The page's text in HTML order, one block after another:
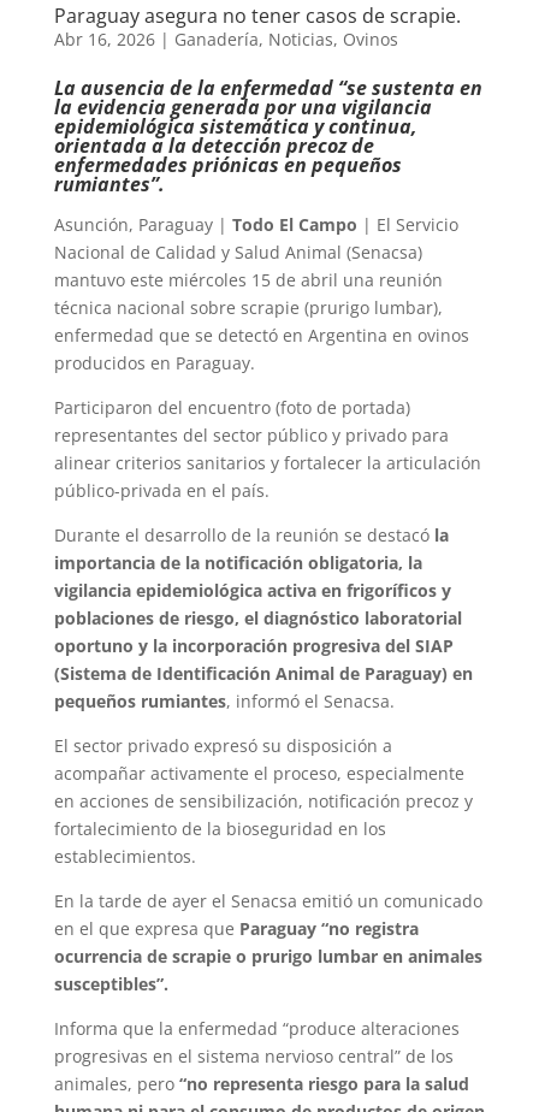
Paraguay asegura no tener casos de scrapie.
Abr 16, 2026| Ganadería, Noticias, Ovinos
La ausencia de la enfermedad “se sustenta en
la evidencia generada por una vigilancia
epidemiológica sistemática y continua,
orientada a la detección precoz de
enfermedades priónicas en pequeños
rumiantes”.
Asunción, Paraguay | Todo El Campo | El Servicio
Nacional de Calidad y Salud Animal (Senacsa)
mantuvo este miércoles 15 de abril una reunión
técnica nacional sobre scrapie (prurigo lumbar),
enfermedad que se detectó en Argentina en ovinos
producidos en Paraguay.
Participaron del encuentro (foto de portada)
representantes del sector público y privado para
alinear criterios sanitarios y fortalecer la articulación
público-privada en el país.
Durante el desarrollo de la reunión se destacó la
importancia de la notificación obligatoria, la
vigilancia epidemiológica activa en frigoríficos y
poblaciones de riesgo, el diagnóstico laboratorial
oportuno y la incorporación progresiva del SIAP
(Sistema de Identificación Animal de Paraguay) en
pequeños rumiantes, informó el Senacsa.
El sector privado expresó su disposición a
acompañar activamente el proceso, especialmente
en acciones de sensibilización, notificación precoz y
fortalecimiento de la bioseguridad en los
establecimientos.
En la tarde de ayer el Senacsa emitió un comunicado
en el que expresa que Paraguay “no registra
ocurrencia de scrapie o prurigo lumbar en animales
susceptibles”.
Informa que la enfermedad “produce alteraciones
progresivas en el sistema nervioso central” de los
animales, pero “no representa riesgo para la salud